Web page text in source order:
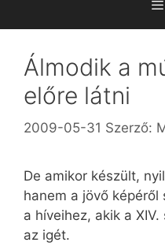
Álmodik a
előre látni
2009-05-31 Szerző:
De amikor készült,
hanem a jövő
a híveihez, akik a
az igét.